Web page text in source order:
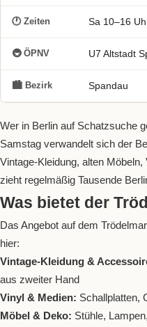
🕐 Zeiten Sa 10–16
🚇 ÖPNV U7 Altstadt
🏙 Bezirk Spandau
Wer in Berlin auf Schatzsuche
Samstag verwandelt sich der
Vintage-Kleidung, alten
zieht regelmäßig Tausende
Was bietet der
Das Angebot auf dem
hier:
Vintage-Kleidung &
aus zweiter Hand
Vinyl & Medien: Schallplatten,
Möbel & Deko: Stühle,